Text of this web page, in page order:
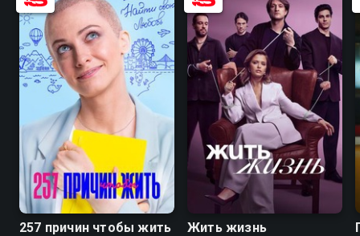
7.6 7.3
257 причин чтобы жить
7.5 5.8
Жить жизнь